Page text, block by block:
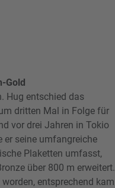
Gold
Hug entschied das
dritten Mal in Folge für
vor drei Jahren in Tokio
er seine umfangreiche
Plaketten umfasst,
über 800 m erweitert.
entsprechend kam